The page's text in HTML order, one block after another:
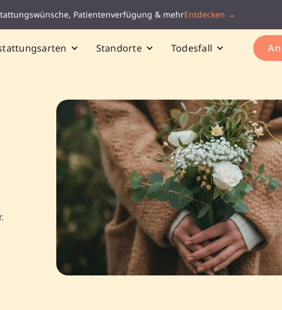
Patientenverfügung & mehrEntdecken →
Standorte Todesfall